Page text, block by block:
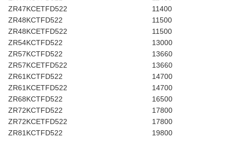
ZR47KCETFD522
11400
ZR48KCTFD522
11500
ZR48KCETFD522
11500
ZR54KCTFD522
13000
ZR57KCTFD522
13660
ZR57KCETFD522
13660
ZR61KCTFD522
14700
ZR61KCETFD522
14700
ZR68KCTFD522
16500
ZR72KCTFD522
17800
ZR72KCETFD522
17800
ZR81KCTFD522
19800